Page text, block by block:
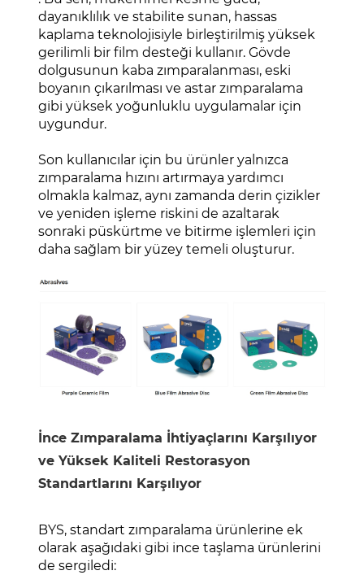
dayanıklılık ve stabilite sunan, hassas
kaplama teknolojisiyle birleştirilmiş yüksek
gerilimli bir film desteği kullanır. Gövde
dolgusunun kaba zımparalanması, eski
boyanın çıkarılması ve astar zımparalama
gibi yüksek yoğunluklu uygulamalar için
uygundur.
Son kullanıcılar için bu ürünler yalnızca
zımparalama hızını artırmaya yardımcı
olmakla kalmaz, aynı zamanda derin çizikler
ve yeniden işleme riskini de azaltarak
sonraki püskürtme ve bitirme işlemleri için
daha sağlam bir yüzey temeli oluşturur.
İnce Zımparalama İhtiyaçlarını Karşılıyor
ve Yüksek Kaliteli Restorasyon
Standartlarını Karşılıyor
BYS, standart zımparalama ürünlerine ek
olarak aşağıdaki gibi ince taşlama ürünlerini
de sergiledi: